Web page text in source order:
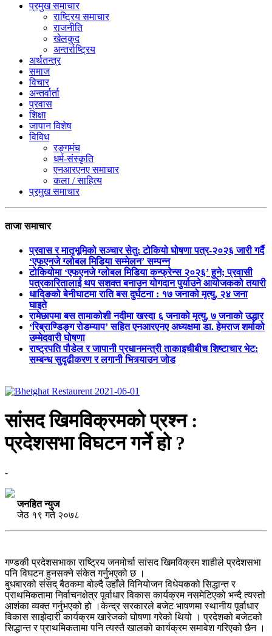
प्रमुख समाचार
राष्ट्रिय समाचार
राजनीति
खेलकुद
अन्तर्राष्ट्रिय
अर्थतन्त्र
समाज
विचार
अन्तर्वार्ता
प्रवास
शिक्षा
जापान विशेष
विविध
रङ्गमंच
धर्म-संस्कृति
एनआरएनए समाचार
कला / साहित्य
प्रमुख समाचार
ताजा समाचार
प्रवास र मातृभूमिको सञ्चार सेतु: टोकियो घोषणा पत्र-२०२६ जारी गर्दै
‘एफएनजे ग्लोबल मिडिया सम्मेलन’ सम्पन्न
टोकियोमा ‘एफएनजे ग्लोबल मिडिया कन्फ्रेन्स २०२६’ हुने; प्रवासी
पत्रकारितालाई थप सशक्त बनाउन योगदान पुर्याउने आयोजकको तयारी
धादिङको बेनीघाटमा राति बस दुर्घटना : १७ जनाको मृत्यु, २४ जना
घाइते
रामेछापमा बस तामाकोशी नदीमा खस्दा ६ जनाको मृत्यु, ७ जनाको उद्धार
‘रिब्राण्डिङ्ग रोडम्याप’ सहित एनआरएनए अध्यक्षमा डा. हेमराज शर्माको
उम्मेदवारी घोषणा
राष्ट्रपति पौडेल र जापानी प्रधानमन्त्री ताकाइचीबीच शिष्टाचार भेट:
सम्बन्ध सुदृढीकरण र लगानी भित्र्याउन जोड
सांसद खिमविक्रमको प्रश्न :
प्रदेशसभा विघटन गर्ने हो ?
-
जनहित न्युज
जेठ १९ गते २०७८
गण्डकी प्रदेशसभाका राष्ट्रिय जनमोर्चा सांसद खिमविक्रम शाहीले प्रदेशसभा
पनि विघटन हुनसक्ने संकेत गर्नुभएको छ ।
बुधबारको संसद् बैठकमा बोल्दै उहाँले विनियोजन विधेयकको सिद्धान्त र
प्राथमिकतामा निर्वाचनक्षेत्र पूर्वाधार विकास कार्यक्रम नसमेटिएको भन्दै त्यस्तो
आशंका व्यक्त गर्नुभएको हो ।केन्द्र सरकारले बजेट भाषणमा स्थानीय पूर्वाधार
विकास साझेदारी कार्यक्रम खारेजको घोषणा गरेको थियो । प्रदेशको बजेटको
सिद्धान्त र प्राथमिकतामा पनि त्यस्तै खालको कार्यक्रम समावेश गरिएको छैन ।